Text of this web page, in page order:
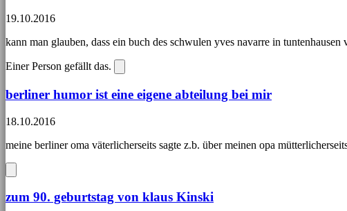
19.10.2016
kann man glauben, dass ein buch des schwulen yves navarre in tuntenhausen
Einer Person gefällt das.
berliner humor ist eine eigene abteilung bei mir
18.10.2016
meine berliner oma väterlicherseits sagte z.b. über meinen opa
zum 90. geburtstag von klaus Kinski